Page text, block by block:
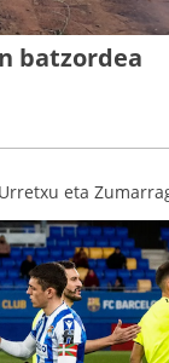
batzordea
Urretxu eta